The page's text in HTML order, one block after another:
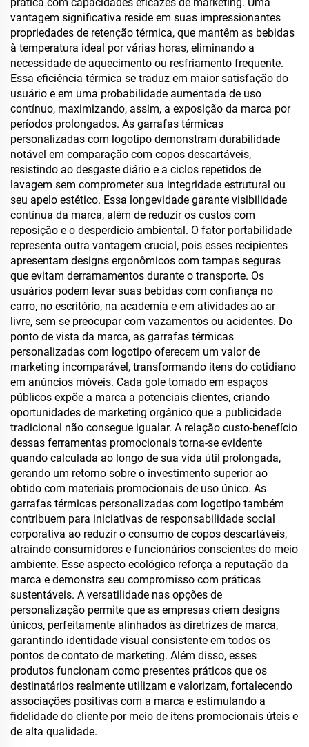
vantagem significativa reside em suas impressionantes
propriedades de retenção térmica, que mantêm as bebidas
à temperatura ideal por várias horas, eliminando a
necessidade de aquecimento ou resfriamento frequente.
Essa eficiência térmica se traduz em maior satisfação do
usuário e em uma probabilidade aumentada de uso
contínuo, maximizando, assim, a exposição da marca por
períodos prolongados. As garrafas térmicas
personalizadas com logotipo demonstram durabilidade
notável em comparação com copos descartáveis,
resistindo ao desgaste diário e a ciclos repetidos de
lavagem sem comprometer sua integridade estrutural ou
seu apelo estético. Essa longevidade garante visibilidade
contínua da marca, além de reduzir os custos com
reposição e o desperdício ambiental. O fator portabilidade
representa outra vantagem crucial, pois esses recipientes
apresentam designs ergonômicos com tampas seguras
que evitam derramamentos durante o transporte. Os
usuários podem levar suas bebidas com confiança no
carro, no escritório, na academia e em atividades ao ar
livre, sem se preocupar com vazamentos ou acidentes. Do
ponto de vista da marca, as garrafas térmicas
personalizadas com logotipo oferecem um valor de
marketing incomparável, transformando itens do cotidiano
em anúncios móveis. Cada gole tomado em espaços
públicos expõe a marca a potenciais clientes, criando
oportunidades de marketing orgânico que a publicidade
tradicional não consegue igualar. A relação custo-benefício
dessas ferramentas promocionais torna-se evidente
quando calculada ao longo de sua vida útil prolongada,
gerando um retorno sobre o investimento superior ao
obtido com materiais promocionais de uso único. As
garrafas térmicas personalizadas com logotipo também
contribuem para iniciativas de responsabilidade social
corporativa ao reduzir o consumo de copos descartáveis,
atraindo consumidores e funcionários conscientes do meio
ambiente. Esse aspecto ecológico reforça a reputação da
marca e demonstra seu compromisso com práticas
sustentáveis. A versatilidade nas opções de
personalização permite que as empresas criem designs
únicos, perfeitamente alinhados às diretrizes de marca,
garantindo identidade visual consistente em todos os
pontos de contato de marketing. Além disso, esses
produtos funcionam como presentes práticos que os
destinatários realmente utilizam e valorizam, fortalecendo
associações positivas com a marca e estimulando a
fidelidade do cliente por meio de itens promocionais úteis e
de alta qualidade.